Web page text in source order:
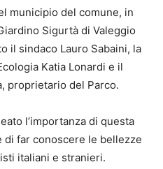
municipio del comune, in
Sigurtà di Valeggio
il sindaco Lauro Sabaini, la
Katia Lonardi e il
proprietario del Parco.
l’importanza di questa
far conoscere le bellezze
italiani e stranieri.